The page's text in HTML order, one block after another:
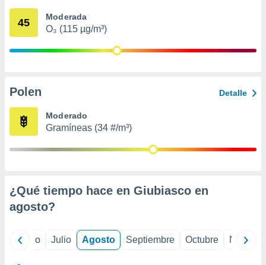
mediante
publicidad
de
45 Moderada
O₃ (115 µg/m³)
Polen Detalle
Moderado
Gramíneas (34 #/m³)
¿Qué tiempo hace en Giubiasco en
agosto?
Junio Julio Agosto Septiembre Octubre